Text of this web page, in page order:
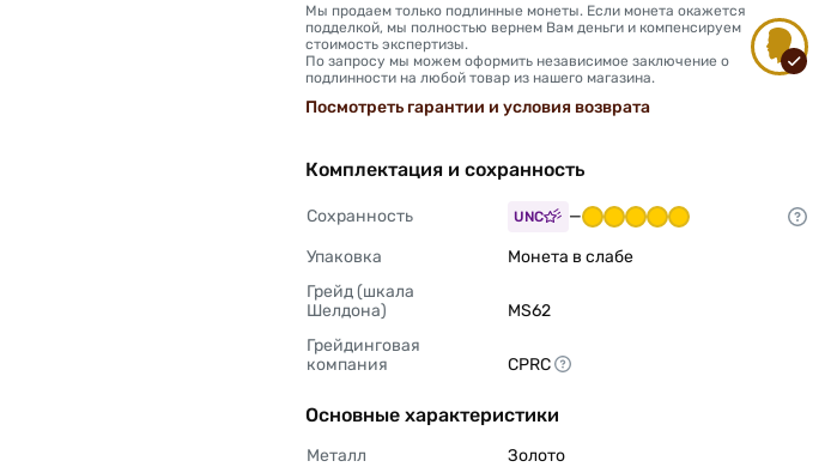
Мы продаем только подлинные монеты. Если монета окажется
подделкой, мы полностью вернем Вам деньги и компенсируем
стоимость экспертизы.
По запросу мы можем оформить независимое заключение о
подлинности на любой товар из нашего магазина.
Посмотреть гарантии и условия возврата
Комплектация и сохранность
Сохранность UNC
—
Упаковка
Монета в слабе
Грейд (шкала
Шелдона)
MS62
Грейдинговая
компания
CPRC
Основные характеристики
Металл
Золото